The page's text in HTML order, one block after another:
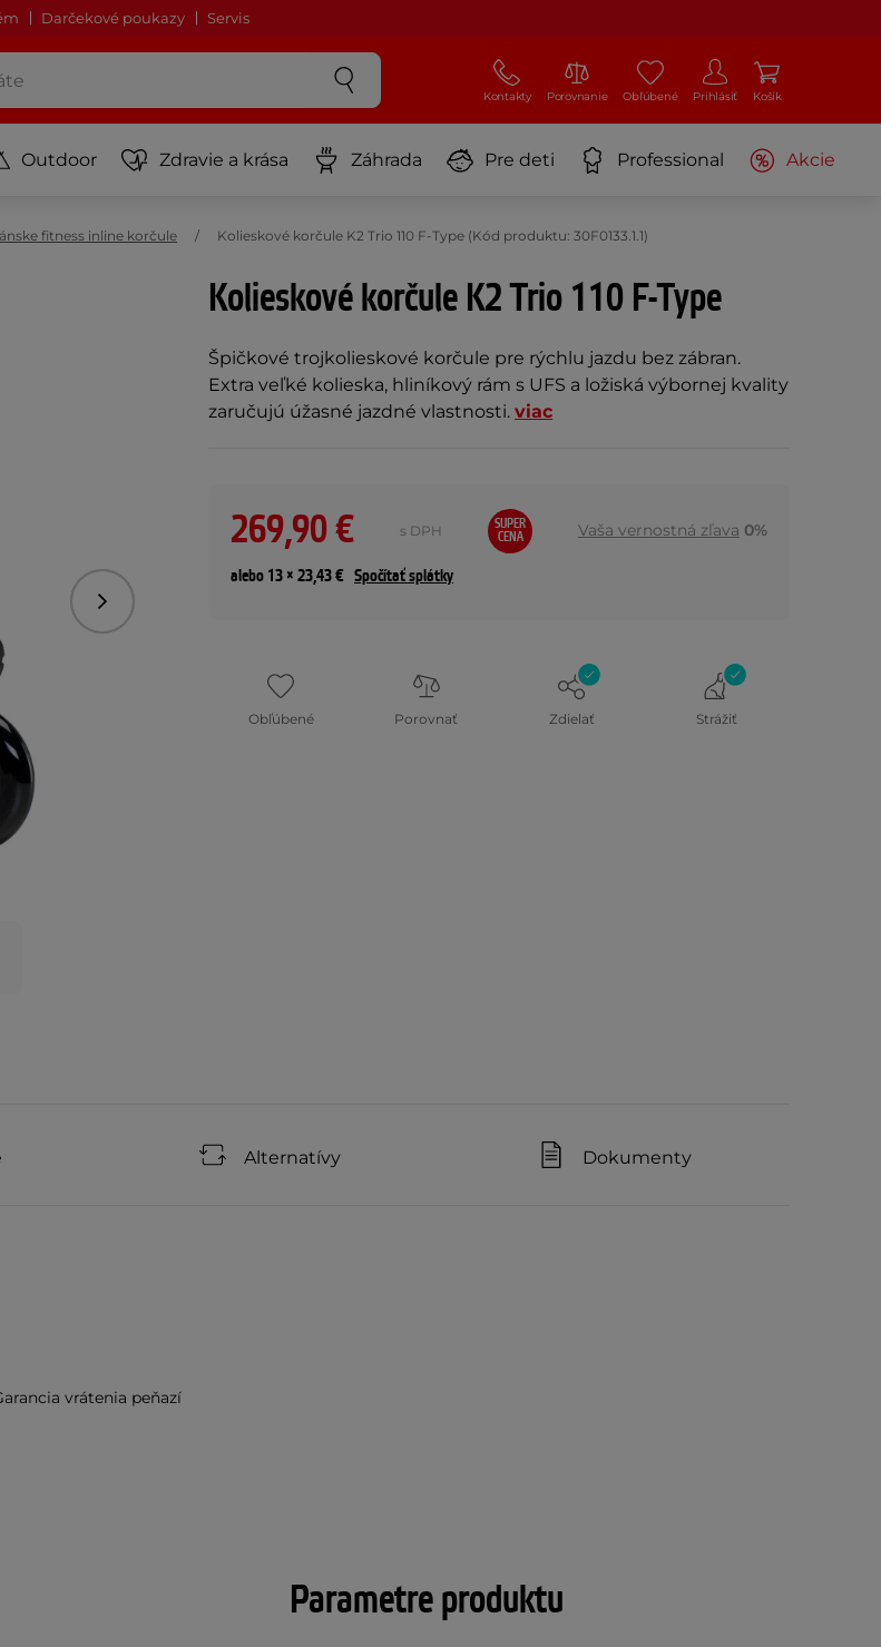
Darčekové poukazy Servis
Kontakty Porovnanie Obľúbené Prihlásiť Košík
Outdoor Zdravie a krása Záhrada Pre deti Professional Akcie
fitness inline korčule Kolieskové korčule K2 Trio 110 F-Type (Kód produktu: 30F0133.1.1)
Kolieskové korčule K2 Trio 110 F-Type
Špičkové trojkolieskové korčule pre rýchlu jazdu bez zábran.
Extra veľké kolieska, hliníkový rám s UFS a ložiská výbornej kvality
zaručujú úžasné jazdné vlastnosti. viac
Nasledujúce
269,90 € s DPH
SUPER
CENA
Vaša vernostná zľava 0%
alebo 13 × 23,43 € Spočítať splátky
Obľúbené Porovnať Zdielať Strážiť
Alternatívy Dokumenty
vrátenia peňazí
Parametre produktu